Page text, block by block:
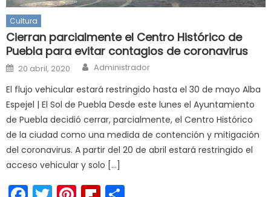
Cultura
Cierran parcialmente el Centro Histórico de
Puebla para evitar contagios de coronavirus
Posted
on
20 abril, 2020 Author
Administrador
El flujo vehicular estará restringido hasta el 30 de mayo Alba
Espejel | El Sol de Puebla Desde este lunes el Ayuntamiento
de Puebla decidió cerrar, parcialmente, el Centro Histórico
de la ciudad como una medida de contención y mitigación
del coronavirus. A partir del 20 de abril estará restringido el
acceso vehicular y solo […]